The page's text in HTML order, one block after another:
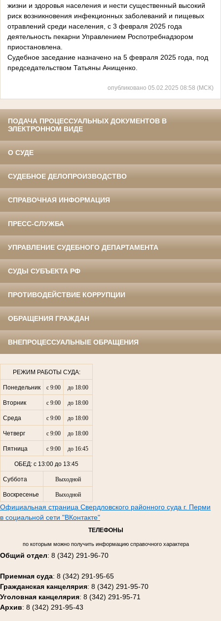
жизни и здоровья населения и нести существенный высокий
риск возникновения инфекционных заболеваний и пищевых
отравлений среди населения, с 3 февраля 2025 года
деятельность пекарни Управлением Роспотребнадзором
приостановлена.
Судебное заседание назначено на 5 февраля 2025 года, под
председательством Татьяны Анищенко.
опубликовано 05.02.2025 08:58 (МСК)
ПОДАЧА ПРОЦЕССУАЛЬНЫХ ДОКУМЕНТОВ В
ЭЛЕКТРОННОМ ВИДЕ
О СУДЕ
СУДЕБНОЕ ДЕЛОПРОИЗВОДСТВО
СПРАВОЧНАЯ ИНФОРМАЦИЯ
ПРЕСС-СЛУЖБА
УПРАВЛЕНИЕ СУДЕБНОГО ДЕПАРТАМЕНТА
СУДЫ СУБЪЕКТА РФ
ПРОТИВОДЕЙСТВИЕ КОРРУПЦИИ
ОБРАЩЕНИЯ ГРАЖДАН
ВНЕПРОЦЕССУАЛЬНЫЕ ОБРАЩЕНИЯ
РЕЖИМ РАБОТЫ СУДА:
Понедельник с 9:00 до 18:00
Вторник с 9:00 до 18:00
Среда с 9:00 до 18:00
Четверг с 9:00 до 18:00
Пятница с 9:00 до 16:45
ОБЕД: с 13:00 до 13:45
Суббота Выходной
Воскресенье Выходной
Официальная страница Свердловского районного суда г. Перми
в социальной сети "ВКонтакте"
ТЕЛЕФОНЫ
по которым можно получить информацию справочного характера
Общий отдел: 8 (342) 291-96-70
Приемная суда: 8 (342) 291-95-65
Гражданская канцелярия: 8 (342) 291-95-70
Уголовная канцелярия: 8 (342) 291-95-71
Архив: 8 (342) 291-95-43